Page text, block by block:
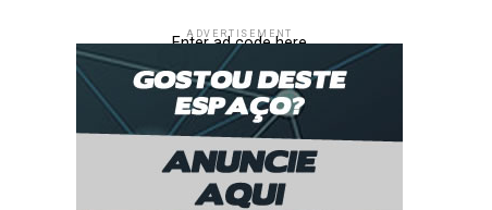
ADVERTISEMENT
Enter ad code here